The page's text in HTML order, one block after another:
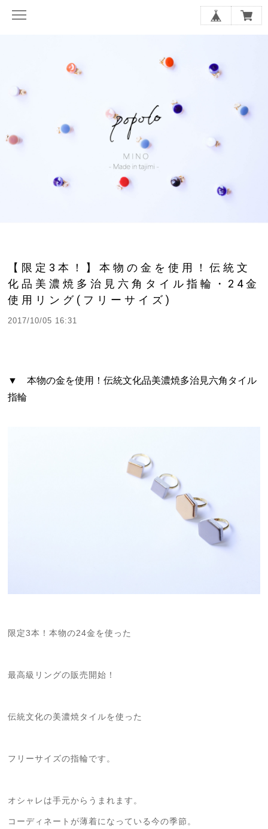
【限定3本！】本物の金を使用！伝統文
化品美濃焼多治見六角タイル指輪・24金
使用リング(フリーサイズ)
2017/10/05 16:31
▼ 本物の金を使用！伝統文化品美濃焼多治見六角タイル
指輪
限定3本！本物の24金を使った
最高級リングの販売開始！
伝統文化の美濃焼タイルを使った
フリーサイズの指輪です。
オシャレは手元からうまれます。
コーディネートが薄着になっている今の季節。